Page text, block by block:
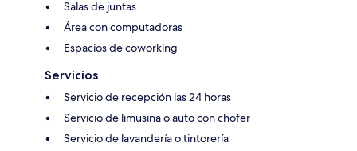
Salas de juntas
Área con computadoras
Espacios de coworking
Servicios
Servicio de recepción las 24 horas
Servicio de limusina o auto con chofer
Servicio de lavandería o tintorería